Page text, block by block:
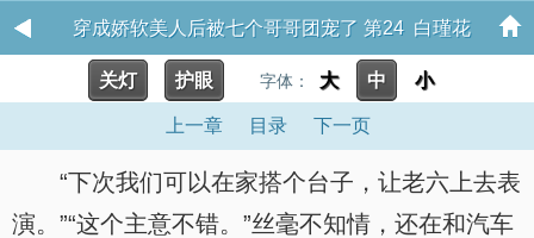
穿成娇软美人后被七个哥哥团宠了 第24 白瑾花
关灯 护眼 字体： 大 中 小
上一章 目录 下一页
“下次我们可以在家搭个台子，让老六上去表
演。”“这个主意不错。”丝毫不知情，还在和汽车